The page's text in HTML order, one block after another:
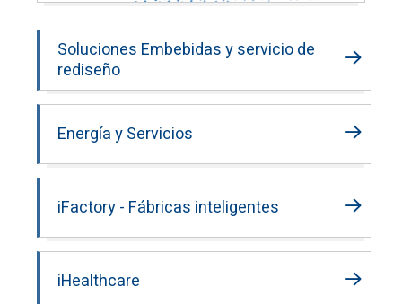
Soluciones Embebidas y servicio de
rediseño
Energía y Servicios
iFactory - Fábricas inteligentes
iHealthcare